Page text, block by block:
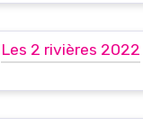
Les 2 rivières 2022